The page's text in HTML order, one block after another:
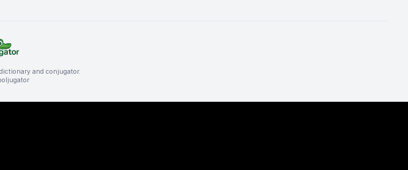
and conjugator.